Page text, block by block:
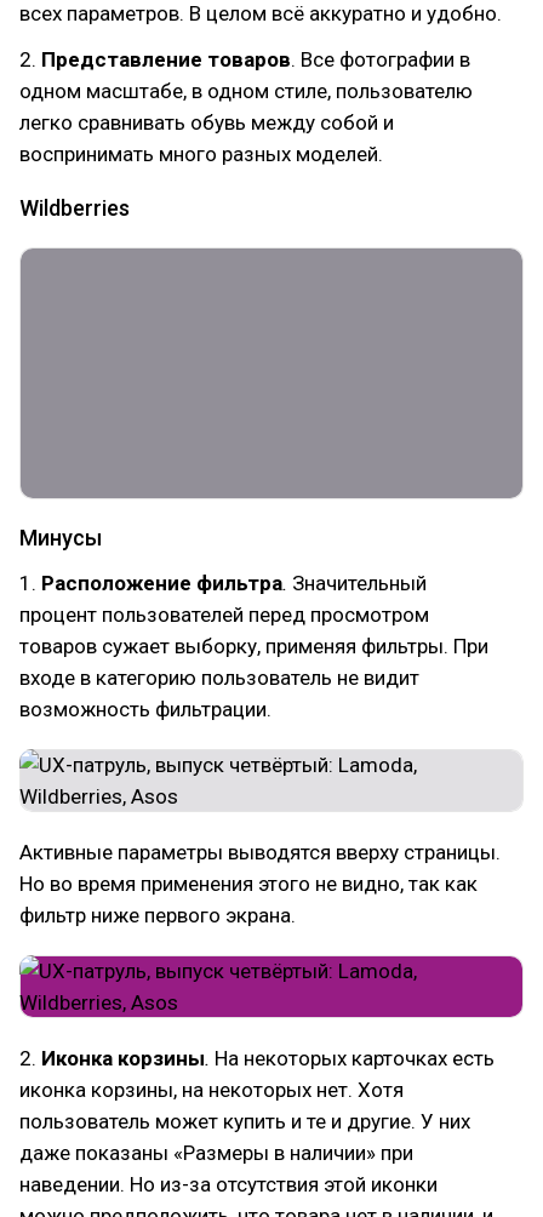
всех параметров. В целом всё аккуратно и удобно.
2. Представление товаров. Все фотографии в
одном масштабе, в одном стиле, пользователю
легко сравнивать обувь между собой и
воспринимать много разных моделей.
Wildberries
Минусы
1. Расположение фильтра. Значительный
процент пользователей перед просмотром
товаров сужает выборку, применяя фильтры. При
входе в категорию пользователь не видит
возможность фильтрации.
Активные параметры выводятся вверху страницы.
Но во время применения этого не видно, так как
фильтр ниже первого экрана.
2. Иконка корзины. На некоторых карточках есть
иконка корзины, на некоторых нет. Хотя
пользователь может купить и те и другие. У них
даже показаны «Размеры в наличии» при
наведении. Но из-за отсутствия этой иконки